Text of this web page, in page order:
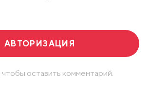
АВТОРИЗАЦИЯ
оставить комментарий.